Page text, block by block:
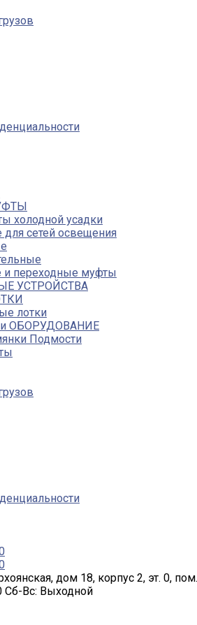
холодной усадки
сетей освещения
и переходные муфты
УСТРОЙСТВА
лотки
ОБОРУДОВАНИЕ
Подмости
дом 18, корпус 2, эт. 0,
Cб-Вс: Выходной